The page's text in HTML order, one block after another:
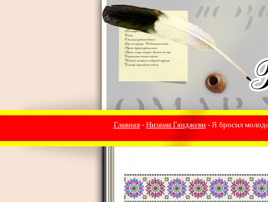
Главная - Низами Гянджеви - Я бросил